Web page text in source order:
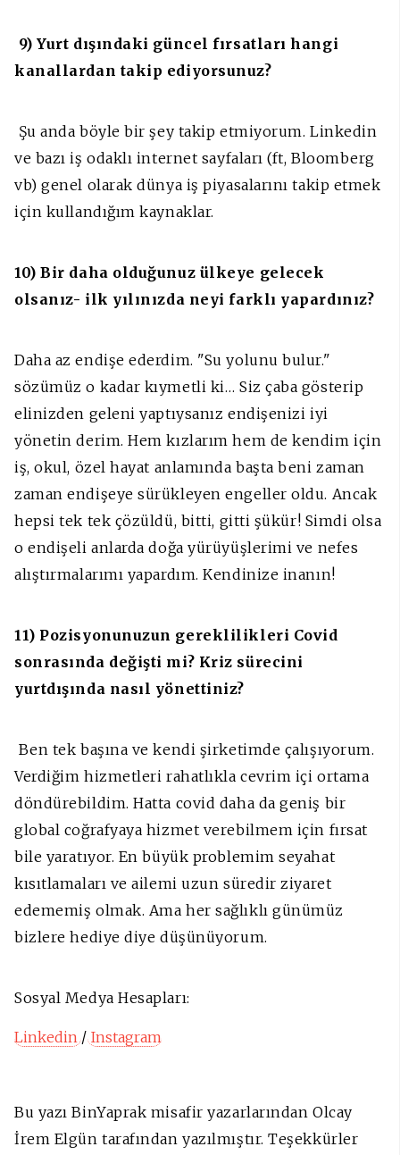
9) Yurt dışındaki güncel fırsatları hangi
kanallardan takip ediyorsunuz?
Şu anda böyle bir şey takip etmiyorum. Linkedin
ve bazı iş odaklı internet sayfaları (ft, Bloomberg
vb) genel olarak dünya iş piyasalarını takip etmek
için kullandığım kaynaklar.
10) Bir daha olduğunuz ülkeye gelecek
olsanız- ilk yılınızda neyi farklı yapardınız?
Daha az endişe ederdim. "Su yolunu bulur."
sözümüz o kadar kıymetli ki… Siz çaba gösterip
elinizden geleni yaptıysanız endişenizi iyi
yönetin derim. Hem kızlarım hem de kendim için
iş, okul, özel hayat anlamında başta beni zaman
zaman endişeye sürükleyen engeller oldu. Ancak
hepsi tek tek çözüldü, bitti, gitti şükür! Simdi olsa
o endişeli anlarda doğa yürüyüşlerimi ve nefes
alıştırmalarımı yapardım. Kendinize inanın!
11) Pozisyonunuzun gereklilikleri Covid
sonrasında değişti mi? Kriz sürecini
yurtdışında nasıl yönettiniz?
Ben tek başına ve kendi şirketimde çalışıyorum.
Verdiğim hizmetleri rahatlıkla cevrim içi ortama
döndürebildim. Hatta covid daha da geniş bir
global coğrafyaya hizmet verebilmem için fırsat
bile yaratıyor. En büyük problemim seyahat
kısıtlamaları ve ailemi uzun süredir ziyaret
edememiş olmak. Ama her sağlıklı günümüz
bizlere hediye diye düşünüyorum.
Sosyal Medya Hesapları:
Linkedin/Instagram
Bu yazı BinYaprak misafir yazarlarından Olcay
İrem Elgün tarafından yazılmıştır. Teşekkürler